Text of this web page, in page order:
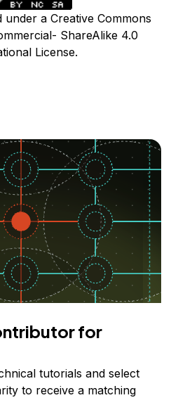
under a Creative Commons
ShareAlike 4.0
License.
for
tutorials and select
to receive a matching